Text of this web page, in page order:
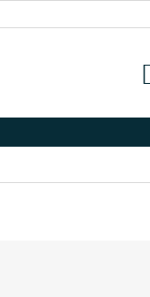
A OCHRANY